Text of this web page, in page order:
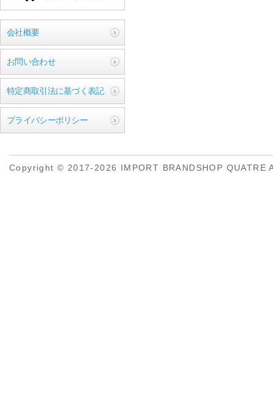
会社概要
お問い合わせ
特定商取引法に基づく表記
プライバシーポリシー
Copyright © 2017-2026 IMPORT BRANDSHOP